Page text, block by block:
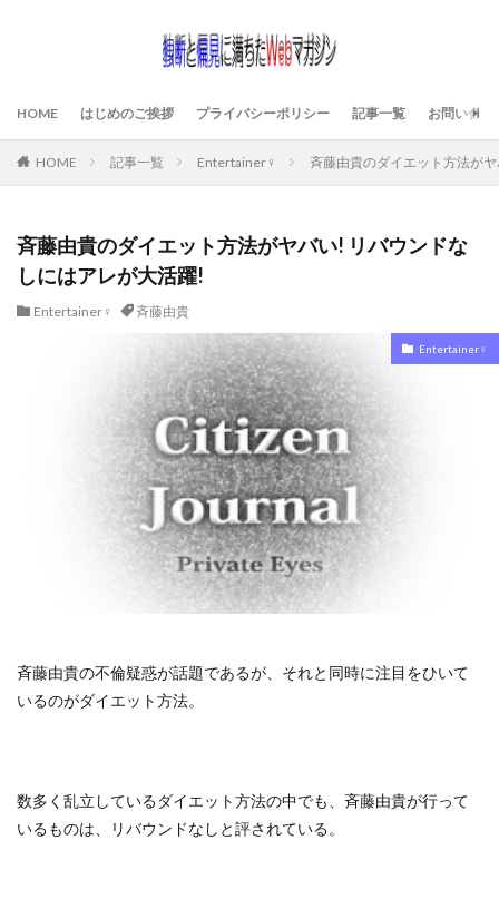
HOME はじめのご挨拶 プライバシーポリシー 記事一覧 お問い合わ
HOME 記事一覧 Entertainer♀ 斉藤由貴のダイエット方法が
斉藤由貴のダイエット方法がヤバい! リバウンドな
しにはアレが大活躍!
Entertainer♀ 斉藤由貴
Entertainer♀
斉藤由貴の不倫疑惑が話題であるが、それと同時に注目をひいて
いるのがダイエット方法。
数多く乱立しているダイエット方法の中でも、斉藤由貴が行って
いるものは、リバウンドなしと評されている。